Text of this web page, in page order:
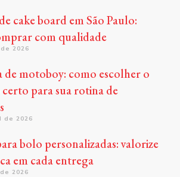
cake board em São Paulo:
com qualidade
2026
motoboy: como escolher o
para sua rotina de
de 2026
bolo personalizadas: valorize
em cada entrega
2026